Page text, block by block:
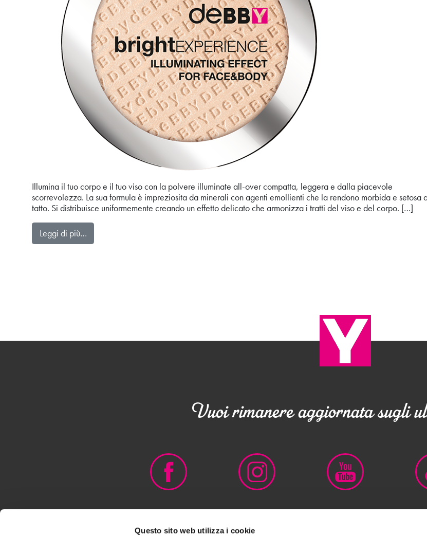
Questo sito web utilizza i cookie
Illumina il tuo corpo e il tuo viso con la polvere illuminate all-over compatta, leggera e dalla piacevole
scorrevolezza. La sua formula è impreziosita da minerali con agenti emollienti che la rendono morbida e setosa
tatto. Si distribuisce uniformemente creando un effetto delicato che armonizza i tratti del viso e del corpo. […]
Leggi di più…from brightEXPERIENCE ILLUMINATING EFFECT
Vuoi rimanere aggiornata sugli